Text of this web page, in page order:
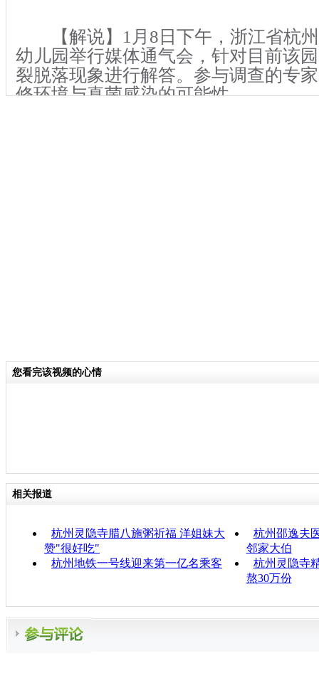
【解说】1月8日下午，浙江省杭州
幼儿园举行媒体通气会，针对目前该
裂脱落现象进行解答。参与调查的专
修环境与真菌感染的可能性。
您看完该视频的心情
相关报道
杭州灵隐寺腊八施粥祈福 洋姐妹大
赞"很好吃"
杭州邵逸夫
邻家大伯
杭州地铁一号线迎来第一亿名乘客
杭州灵隐寺
熬30万份